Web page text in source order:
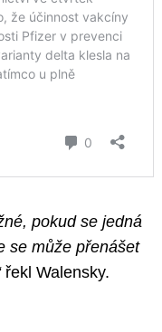
pokud se jedná
se může přenášet
řekl Walensky.